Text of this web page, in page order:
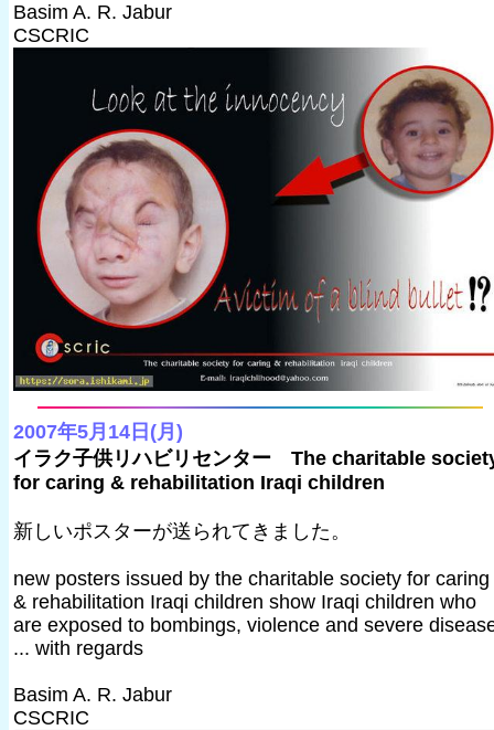
Basim A. R. Jabur
CSCRIC
2007年5月14日(月)
イラク子供リハビリセンター The charitable
for caring & rehabilitation Iraqi children
新しいポスターが送られてきました。
new posters issued by the charitable society for caring
& rehabilitation Iraqi children show Iraqi children who
are exposed to bombings, violence and severe
... with regards
Basim A. R. Jabur
CSCRIC